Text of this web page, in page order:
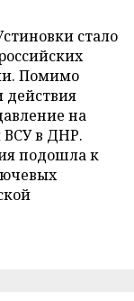
стало
Помимо
действия
на
в ДНР.
подошла к